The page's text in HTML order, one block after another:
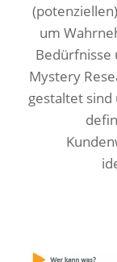
um
Bedürfnisse
Mystery
gestaltet sind